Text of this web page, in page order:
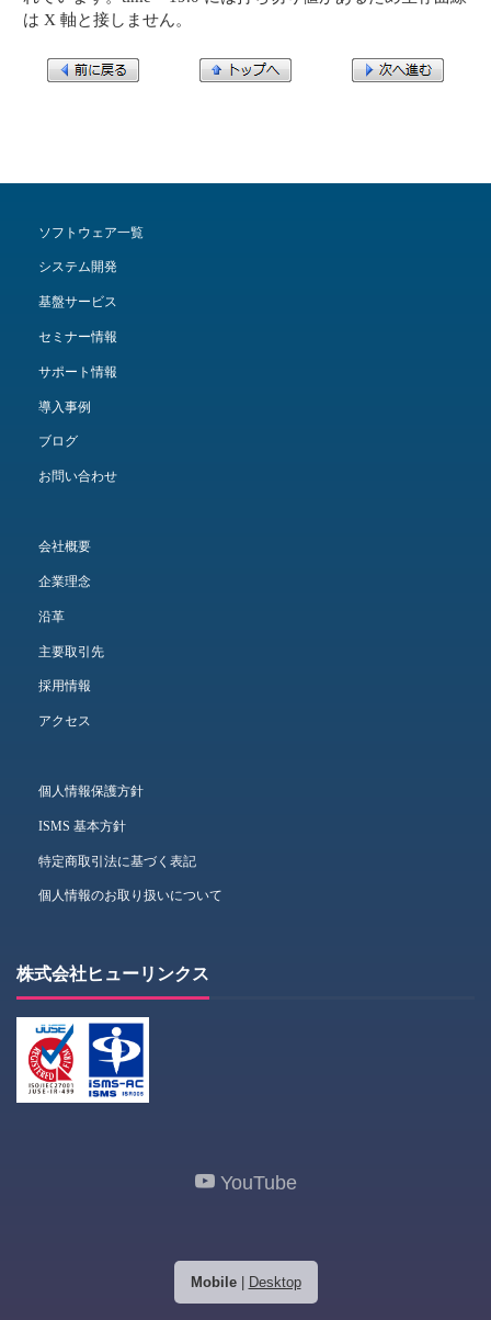
は X 軸と接しません。
ソフトウェア一覧
システム開発
基盤サービス
セミナー情報
サポート情報
導入事例
ブログ
お問い合わせ
会社概要
企業理念
沿革
主要取引先
採用情報
アクセス
個人情報保護方針
ISMS 基本方針
特定商取引法に基づく表記
個人情報のお取り扱いについて
株式会社ヒューリンクス
YouTube
Mobile| Desktop